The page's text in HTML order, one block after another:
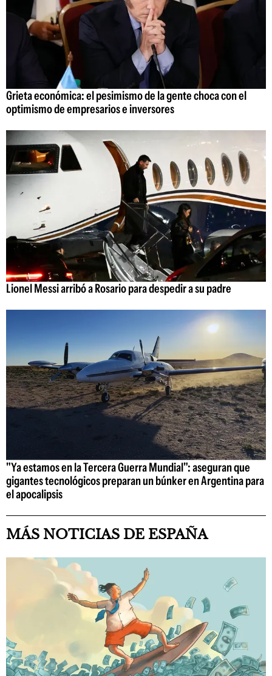
Grieta económica: el pesimismo de la gente choca con el
optimismo de empresarios e inversores
Lionel Messi arribó a Rosario para despedir a su padre
"Ya estamos en la Tercera Guerra Mundial": aseguran que
gigantes tecnológicos preparan un búnker en Argentina para
el apocalipsis
MÁS NOTICIAS DE ESPAÑA